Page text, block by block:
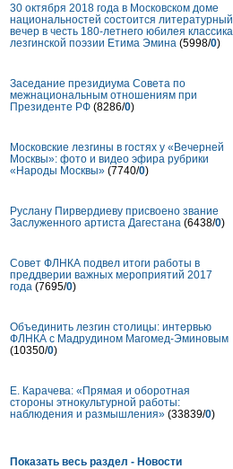
30 октября 2018 года в Московском доме
национальностей состоится литературный
вечер в честь 180-летнего юбилея классика
лезгинской поэзии Етима Эмина (5998/0)
Заседание президиума Совета по
межнациональным отношениям при
Президенте РФ (8286/0)
Московские лезгины в гостях у «Вечерней
Москвы»: фото и видео эфира рубрики
«Народы Москвы» (7740/0)
Руслану Пирвердиеву присвоено звание
Заслуженного артиста Дагестана (6438/0)
Совет ФЛНКА подвел итоги работы в
преддверии важных мероприятий 2017
года (7695/0)
Объединить лезгин столицы: интервью
ФЛНКА с Мадрудином Магомед-Эминовым
(10350/0)
Е. Карачева: «Прямая и оборотная
стороны этнокультурной работы:
наблюдения и размышления» (33839/0)
Показать весь раздел - Новости